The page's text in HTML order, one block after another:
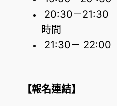
20:30－21:30
時間
21:30－ 22:00
【報名連結】